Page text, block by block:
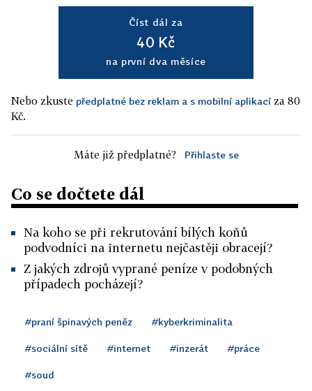
Číst dál za
40 Kč
na první dva měsíce
Nebo zkuste předplatné bez reklam a s mobilní aplikací za 80
Kč.
Máte již předplatné? Přihlaste se
Co se dočtete dál
Na koho se při rekrutování bílých koňů
podvodníci na internetu nejčastěji obracejí?
Z jakých zdrojů vyprané peníze v podobných
případech pocházejí?
#praní špinavých peněz #kyberkriminalita
#sociální sítě #internet #inzerát #práce
#soud